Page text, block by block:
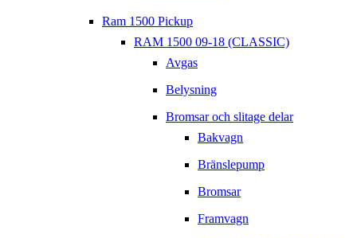
Ram 1500 Pickup
RAM 1500 09-18 (CLASSIC)
Avgas
Belysning
Bromsar och slitage delar
Bakvagn
Bränslepump
Bromsar
Framvagn